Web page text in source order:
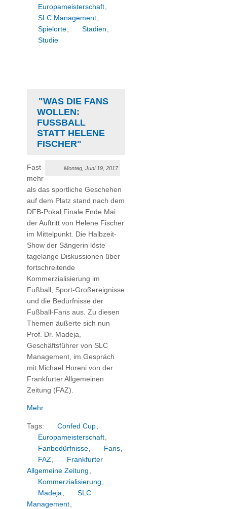
Europameisterschaft
SLC Management
Spielorte
Stadien
Studie
"WAS DIE FANS
WOLLEN:
FUSSBALL S
TATT HELENE F
ISCHER"
Montag, Juni 19, 2017
Fast
mehr
als das sportliche Geschehen
auf dem Platz stand nach dem
DFB-Pokal Finale Ende Mai
der Auftritt von Helene Fischer
im Mittelpunkt. Die Halbzeit-
Show der Sängerin löste
tagelange Diskussionen über
fortschreitende
Kommerzialisierung im
Fußball, Sport-Großereignisse
und die Bedürfnisse der
Fußball-Fans aus. Zu diesen
Themen äußerte sich nun
Prof. Dr. Madeja,
Geschäftsführer von SLC
Management, im Gespräch
mit Michael Horeni von der
Frankfurter Allgemeinen
Zeitung (FAZ)
Mehr...
Tags: Confed Cup,
Europameisterschaft,
Fanbedürfnisse, Fans,
FAZ,
Frankfurter
Allgemeine Zeitung ,
Kommerzialisierung ,
Madeja,
SLC
Management,